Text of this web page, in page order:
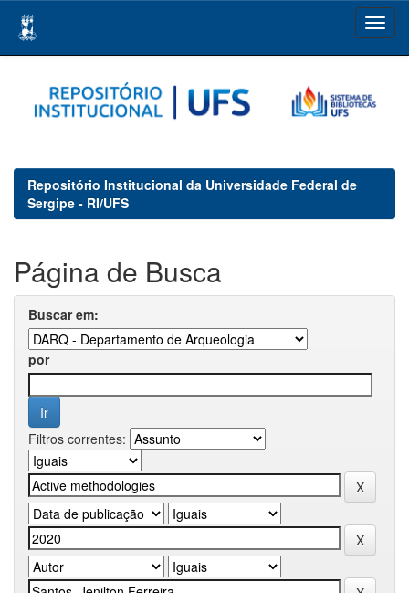
navigation
Repositório Institucional da Universidade Federal de
Sergipe - RI/UFS
Página de Busca
Buscar em:
por
Filtros correntes: